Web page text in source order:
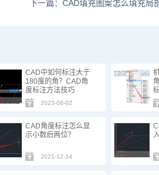
下一篇：CAD填充图案怎么填充局
CAD中如何标注大于
180度的角？CAD角
度标注方法技巧
2023-08-02
CAD角度标注怎么显
示小数后两位？
2021-12-14